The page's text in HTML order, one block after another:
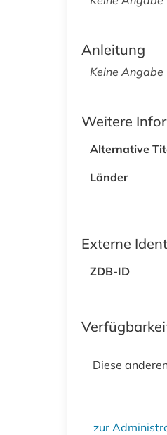
Anleitung
Keine Angabe
Weitere
Alternative
Länder
Externe
ZDB-ID
Diese
zur